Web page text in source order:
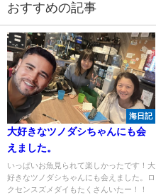
おすすめの記事
海日記
大好きなツノダシちゃんにも会
えました。
いっぱいお魚見られて楽しかったです！大
好きなツノダシちゃんにも会えました。ロ
クセンスズメダイもたくさんいたー！！